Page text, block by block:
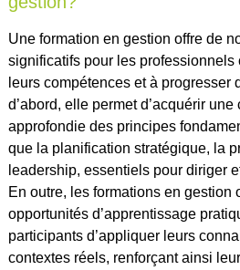
Une formation en gestion offre de
significatifs pour les professionnels
leurs compétences et à progresser
d’abord, elle permet d’acquérir
approfondie des principes
que la planification stratégique, la
leadership, essentiels pour diriger
En outre, les formations en gestion
opportunités d’apprentissage
participants d’appliquer leurs
contextes réels, renforçant ainsi